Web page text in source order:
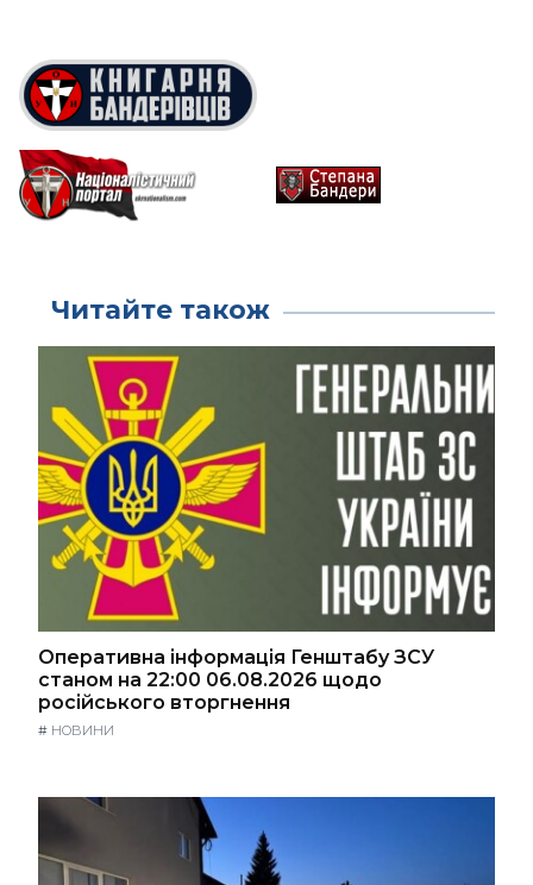
Читайте також
Оперативна інформація Генштабу ЗСУ
станом на 22:00 06.08.2026 щодо
російського вторгнення
# НОВИНИ